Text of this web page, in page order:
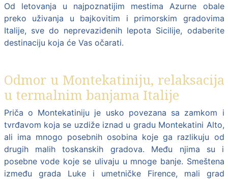
Od letovanja u najpoznatijim mestima Azurne obale
preko uživanja u bajkovitim i primorskim gradovima
Italije, sve do neprevaziđenih lepota Sicilije, odaberite
destinaciju koja će Vas očarati.
Odmor u Montekatiniju, relaksacija
u termalnim banjama Italije
Priča o Montekatiniju je usko povezana sa zamkom i
tvrđavom koja se uzdiže iznad u gradu Montekatini Alto,
ali ima mnogo posebnih osobina koje ga razlikuju od
drugih malih toskanskih gradova. Među njima su i
posebne vode koje se ulivaju u mnoge banje. Smeštena
između grada Luke i umetničke Firence, mali grad